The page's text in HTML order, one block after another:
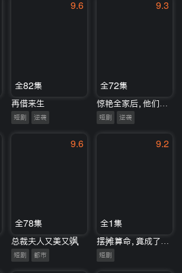
9.6
全82集
再借来生
短剧 逆袭
9.3
全72集
短剧 逆袭
9.6
全78集
总裁夫人又美又飒
短剧 都市
9.2
全1集
摆摊算命，竟成了冷艳女总裁老公
短剧